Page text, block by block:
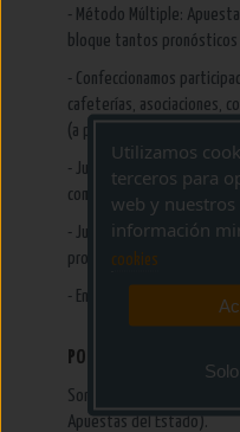
- Método Múltiple:
bloque tantos pronósticos
- Confeccionamos
cafeterías, asociaciones,
(a partir de un importe
- Jugadas automáticas: Es
comprar jugadas aleatorias.
- Jugadas Reducidas: Para
pronóstico por menos dinero
- Envíos de Lotería Nacional
POR QUÉ JUGAR CON
Somos una agencia
Apuestas del Estado).
Utilizamos
terceros para
web y nuestros
información
cookies